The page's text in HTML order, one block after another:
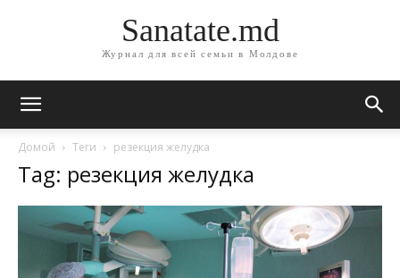
Sanatate.md
Журнал для всей семьи в Молдове
Домой Теги резекция желудка
Tag: резекция желудка